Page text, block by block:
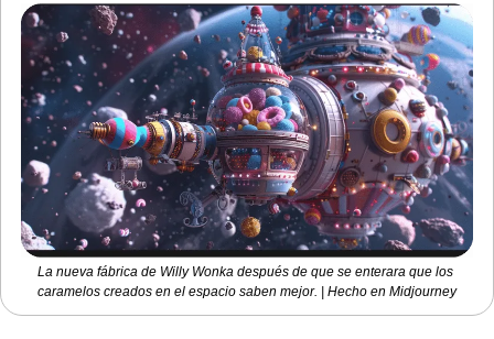
La nueva fábrica de Willy Wonka después de que se enterara que los
caramelos creados en el espacio saben mejor. | Hecho en Midjourney